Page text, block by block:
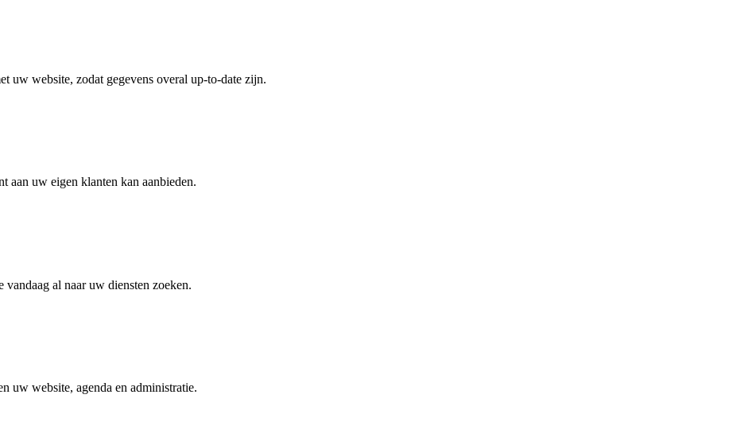
uw website, zodat gegevens overal up-to-date zijn.
aan uw eigen klanten kan aanbieden.
al naar uw diensten zoeken.
uw website, agenda en administratie.